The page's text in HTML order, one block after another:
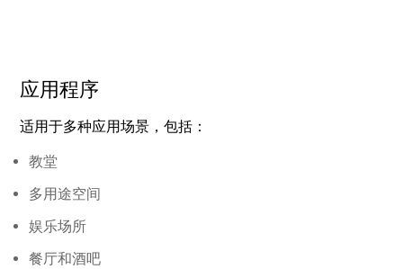
应用程序
适用于多种应用场景，包括：
教堂
多用途空间
娱乐场所
餐厅和酒吧